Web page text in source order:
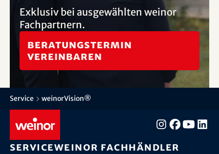
Exklusiv bei ausgewählten weinor
Fachpartnern.
Beratungstermin
vereinbaren
Service weinorVision®
Serviceweinor Fachhändler